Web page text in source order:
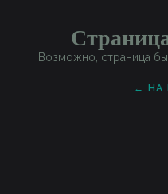
Возможно, страница
← НА